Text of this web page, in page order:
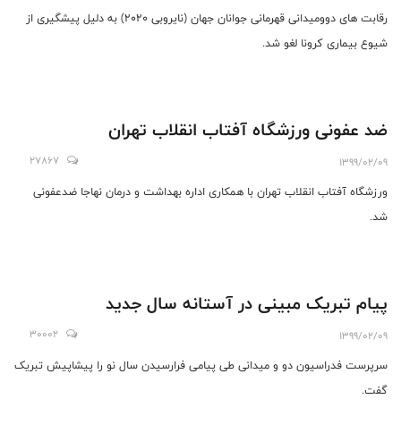
رقابت های دو‌و‌میدانی قهرمانی جوانان جهان (نایروبی ۲۰۲۰) به دلیل پیشگیری از
شیوع بیماری کرونا لغو ‌شد.
ضد عفونی ورزشگاه آفتاب انقلاب تهران
1399/02/09
27867
ورزشگاه آفتاب انقلاب تهران با همکاری اداره بهداشت و درمان نهاجا ضدعفونی
شد.
پیام تبریک مبینی در آستانه سال جدید
1399/02/09
30002
سرپرست فدراسیون دو و میدانی طی پیامی فرارسیدن سال نو را پیشاپیش تبریک
گفت.